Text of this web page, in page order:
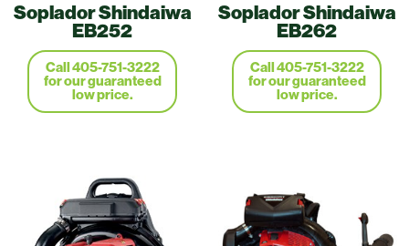
Soplador Shindaiwa
EB252
Call 405-751-3222
for our guaranteed
low price.
Soplador Shindaiwa
EB262
Call 405-751-3222
for our guaranteed
low price.